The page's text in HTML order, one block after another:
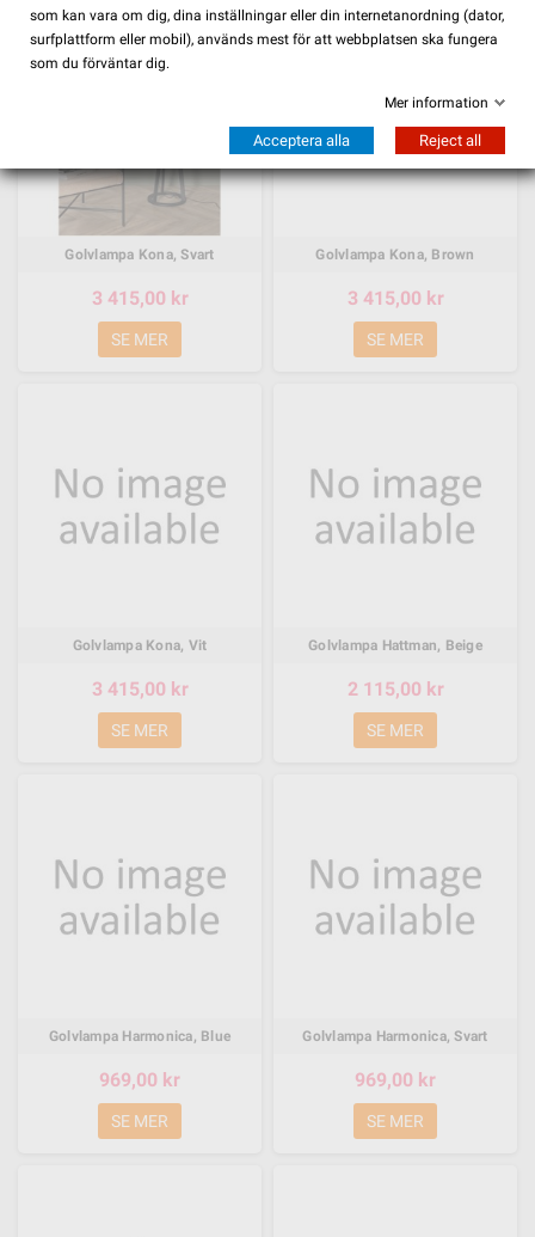
Golvlampa Kona, Svart
3 415,00 kr
SE MER
Golvlampa Kona, Brown
3 415,00 kr
SE MER
Golvlampa Kona, Vit
3 415,00 kr
SE MER
Golvlampa Hattman, Beige
2 115,00 kr
SE MER
Golvlampa Harmonica, Blue
969,00 kr
SE MER
Golvlampa Harmonica, Svart
969,00 kr
SE MER
som kan vara om dig, dina inställningar eller din internetanordning (dator,
surfplattform eller mobil), används mest för att webbplatsen ska fungera
som du förväntar dig.
Mer information
Acceptera alla Reject all